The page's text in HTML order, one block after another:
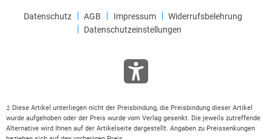
Datenschutz AGB Impressum
Widerrufsbelehrung
Datenschutzeinstellungen
2
Diese Artikel unterliegen nicht der Preisbindung, die Preisbindung dieser Artikel
wurde aufgehoben oder der Preis wurde vom Verlag gesenkt. Die jeweils zutreffende
Alternative wird Ihnen auf der Artikelseite dargestellt. Angaben zu Preissenkungen